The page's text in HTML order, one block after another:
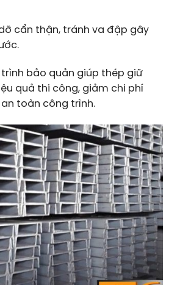
cẩn thận, tránh va đập gây
bảo quản giúp thép giữ
quả thi công, giảm chi phí
toàn công trình.